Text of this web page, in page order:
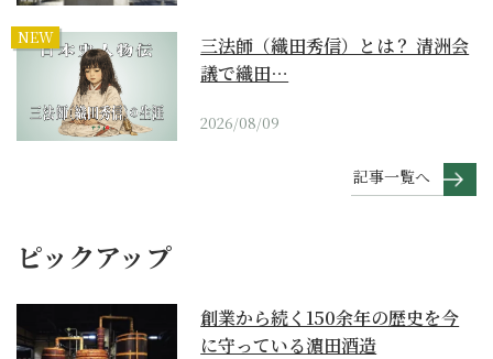
NEW
三法師（織田秀信）とは？ 清洲会
議で織田…
2026/08/09
記事一覧へ
ピックアップ
創業から続く150余年の歴史を今
に守っている濵田酒造